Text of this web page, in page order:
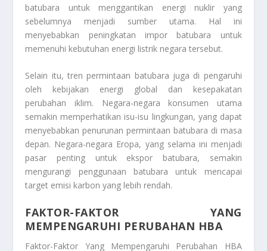
batubara untuk menggantikan energi nuklir yang
sebelumnya menjadi sumber utama. Hal ini
menyebabkan peningkatan impor batubara untuk
memenuhi kebutuhan energi listrik negara tersebut.
Selain itu, tren permintaan batubara juga di pengaruhi
oleh kebijakan energi global dan kesepakatan
perubahan iklim. Negara-negara konsumen utama
semakin memperhatikan isu-isu lingkungan, yang dapat
menyebabkan penurunan permintaan batubara di masa
depan. Negara-negara Eropa, yang selama ini menjadi
pasar penting untuk ekspor batubara, semakin
mengurangi penggunaan batubara untuk mencapai
target emisi karbon yang lebih rendah.
FAKTOR-FAKTOR YANG
MEMPENGARUHI PERUBAHAN HBA
Faktor-Faktor Yang Mempengaruhi Perubahan HBA